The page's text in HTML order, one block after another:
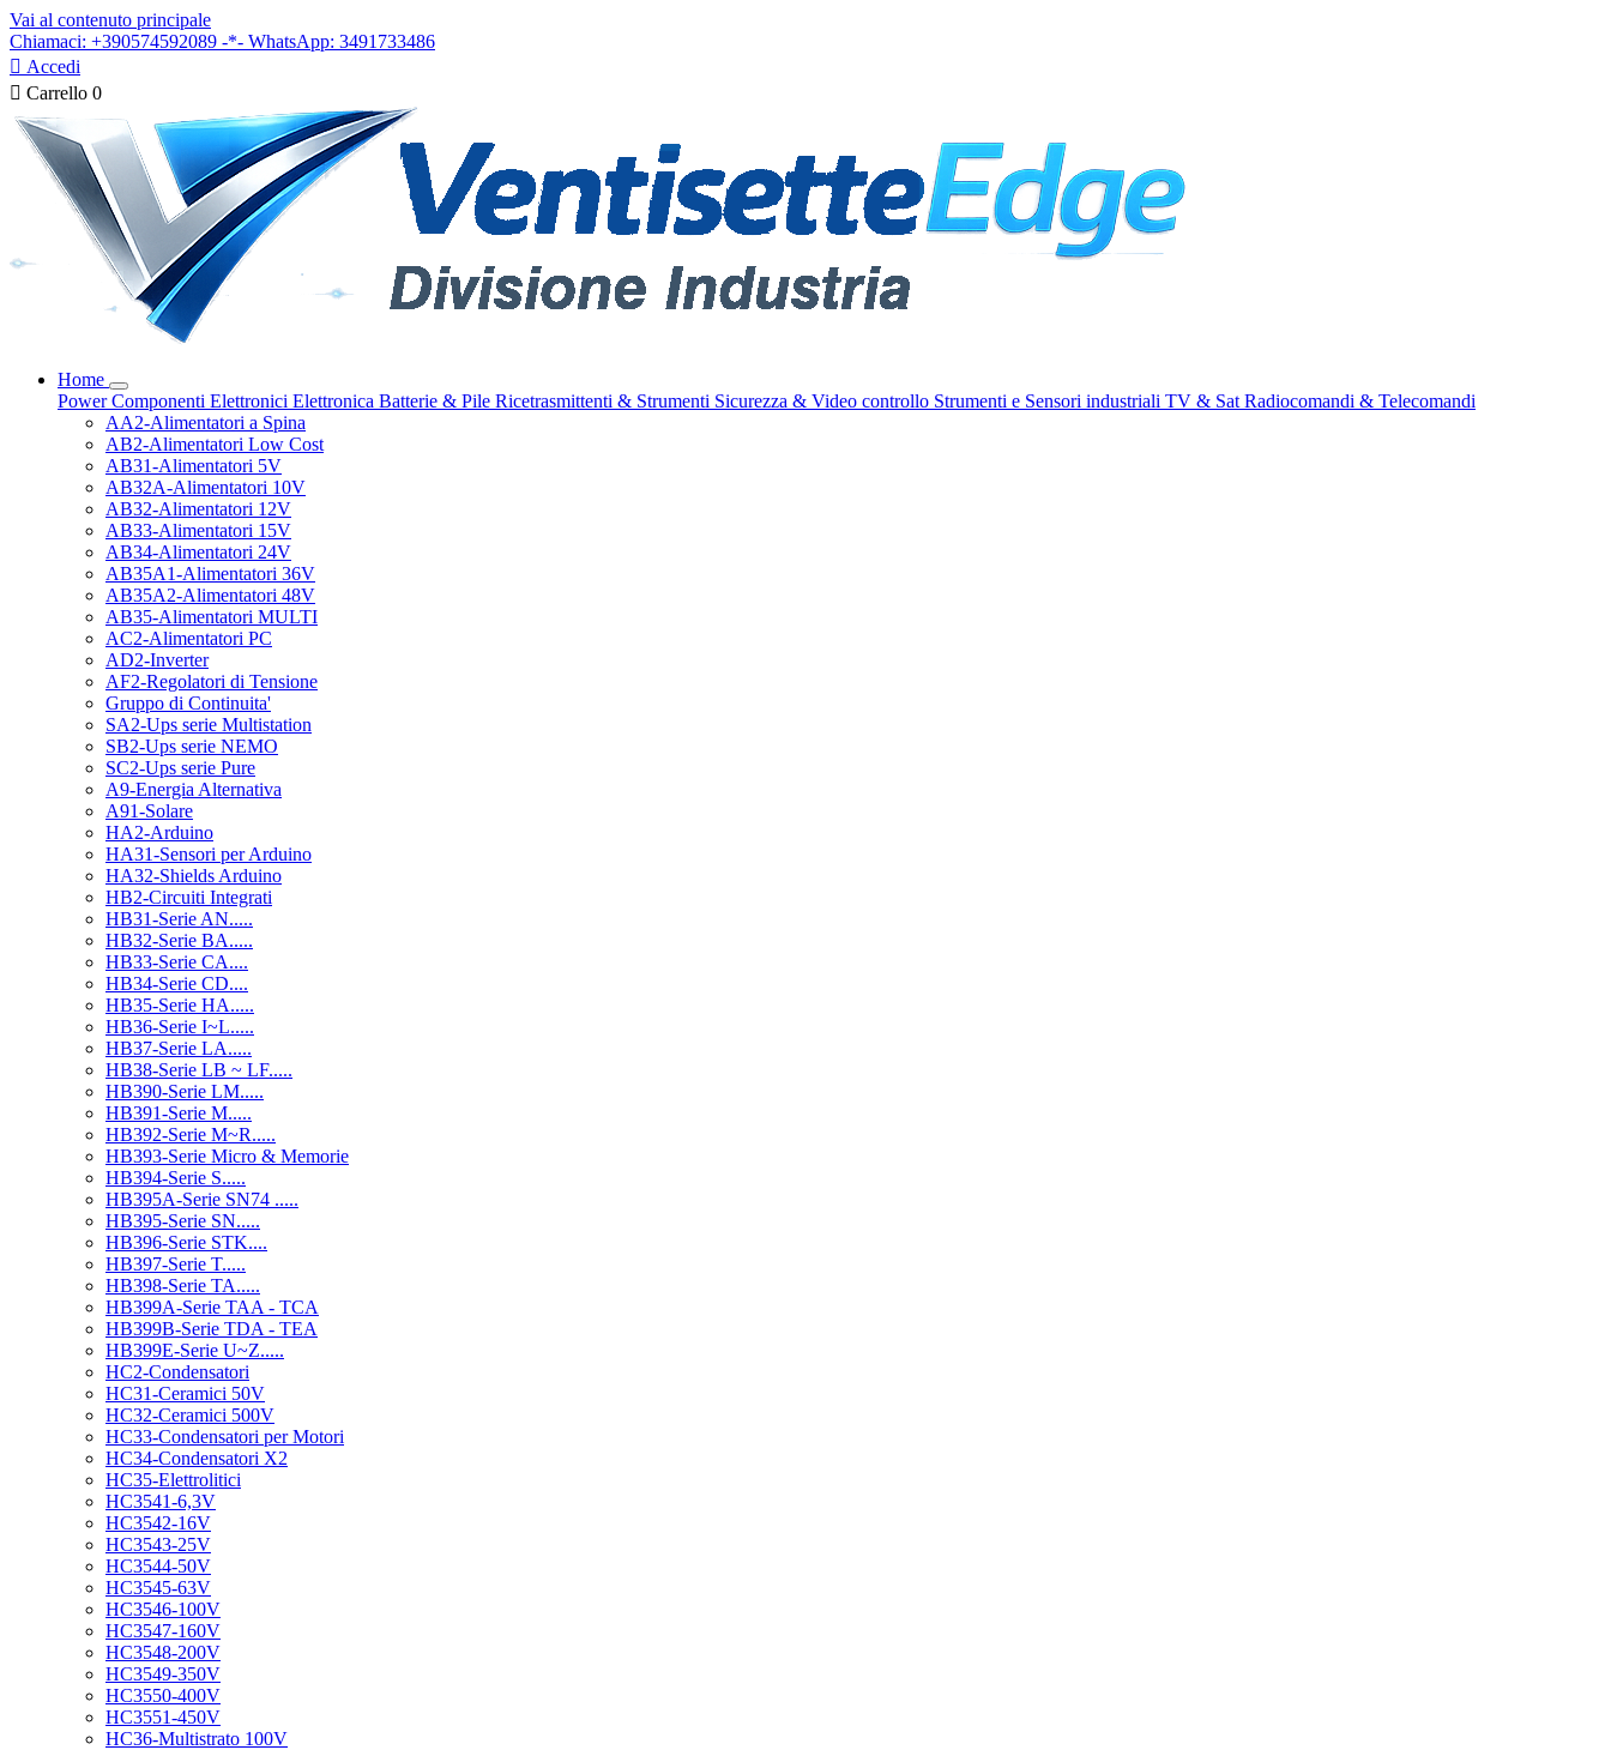
Vai al contenuto principale
Chiamaci: +390574592089 -*- WhatsApp: 3491733486
 Accedi
 Carrello 0
Home
PowerComponenti Elettronici Elettronica Batterie & Pile Ricetrasmittenti & Strumenti Sicurezza & Video controllo Strumenti e Sensori industriali TV & Sat Radiocomandi & Telecomandi
AA2-Alimentatori a Spina
AB2-Alimentatori Low Cost
AB31-Alimentatori 5V
AB32A-Alimentatori 10V
AB32-Alimentatori 12V
AB33-Alimentatori 15V
AB34-Alimentatori 24V
AB35A1-Alimentatori 36V
AB35A2-Alimentatori 48V
AB35-Alimentatori MULTI
AC2-Alimentatori PC
AD2-Inverter
AF2-Regolatori di Tensione
Gruppo di Continuita'
SA2-Ups serie Multistation
SB2-Ups serie NEMO
SC2-Ups serie Pure
A9-Energia Alternativa
A91-Solare
HA2-Arduino
HA31-Sensori per Arduino
HA32-Shields Arduino
HB2-Circuiti Integrati
HB31-Serie AN.....
HB32-Serie BA.....
HB33-Serie CA....
HB34-Serie CD....
HB35-Serie HA.....
HB36-Serie I~L.....
HB37-Serie LA.....
HB38-Serie LB ~ LF.....
HB390-Serie LM.....
HB391-Serie M.....
HB392-Serie M~R.....
HB393-Serie Micro & Memorie
HB394-Serie S.....
HB395A-Serie SN74 .....
HB395-Serie SN.....
HB396-Serie STK....
HB397-Serie T.....
HB398-Serie TA.....
HB399A-Serie TAA - TCA
HB399B-Serie TDA - TEA
HB399E-Serie U~Z.....
HC2-Condensatori
HC31-Ceramici 50V
HC32-Ceramici 500V
HC33-Condensatori per Motori
HC34-Condensatori X2
HC35-Elettrolitici
HC3541-6,3V
HC3542-16V
HC3543-25V
HC3544-50V
HC3545-63V
HC3546-100V
HC3547-160V
HC3548-200V
HC3549-350V
HC3550-400V
HC3551-450V
HC36-Multistrato 100V